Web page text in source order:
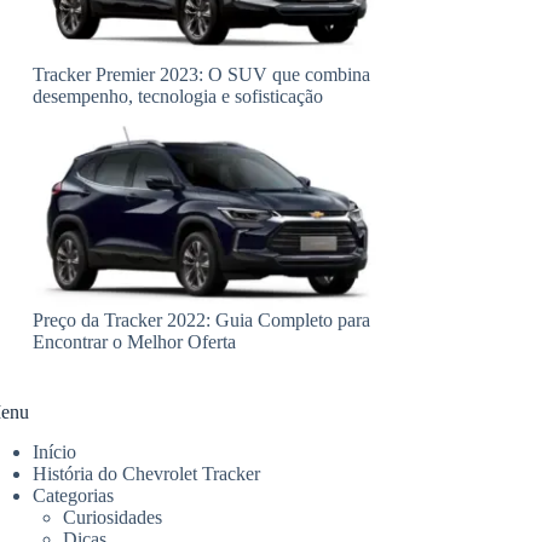
Tracker Premier 2023: O SUV que combina
desempenho, tecnologia e sofisticação
Preço da Tracker 2022: Guia Completo para
Encontrar o Melhor Oferta
Início
História do Chevrolet Tracker
Categorias
Curiosidades